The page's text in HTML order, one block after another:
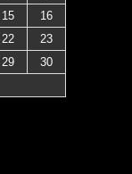
15
16
22
23
29
30